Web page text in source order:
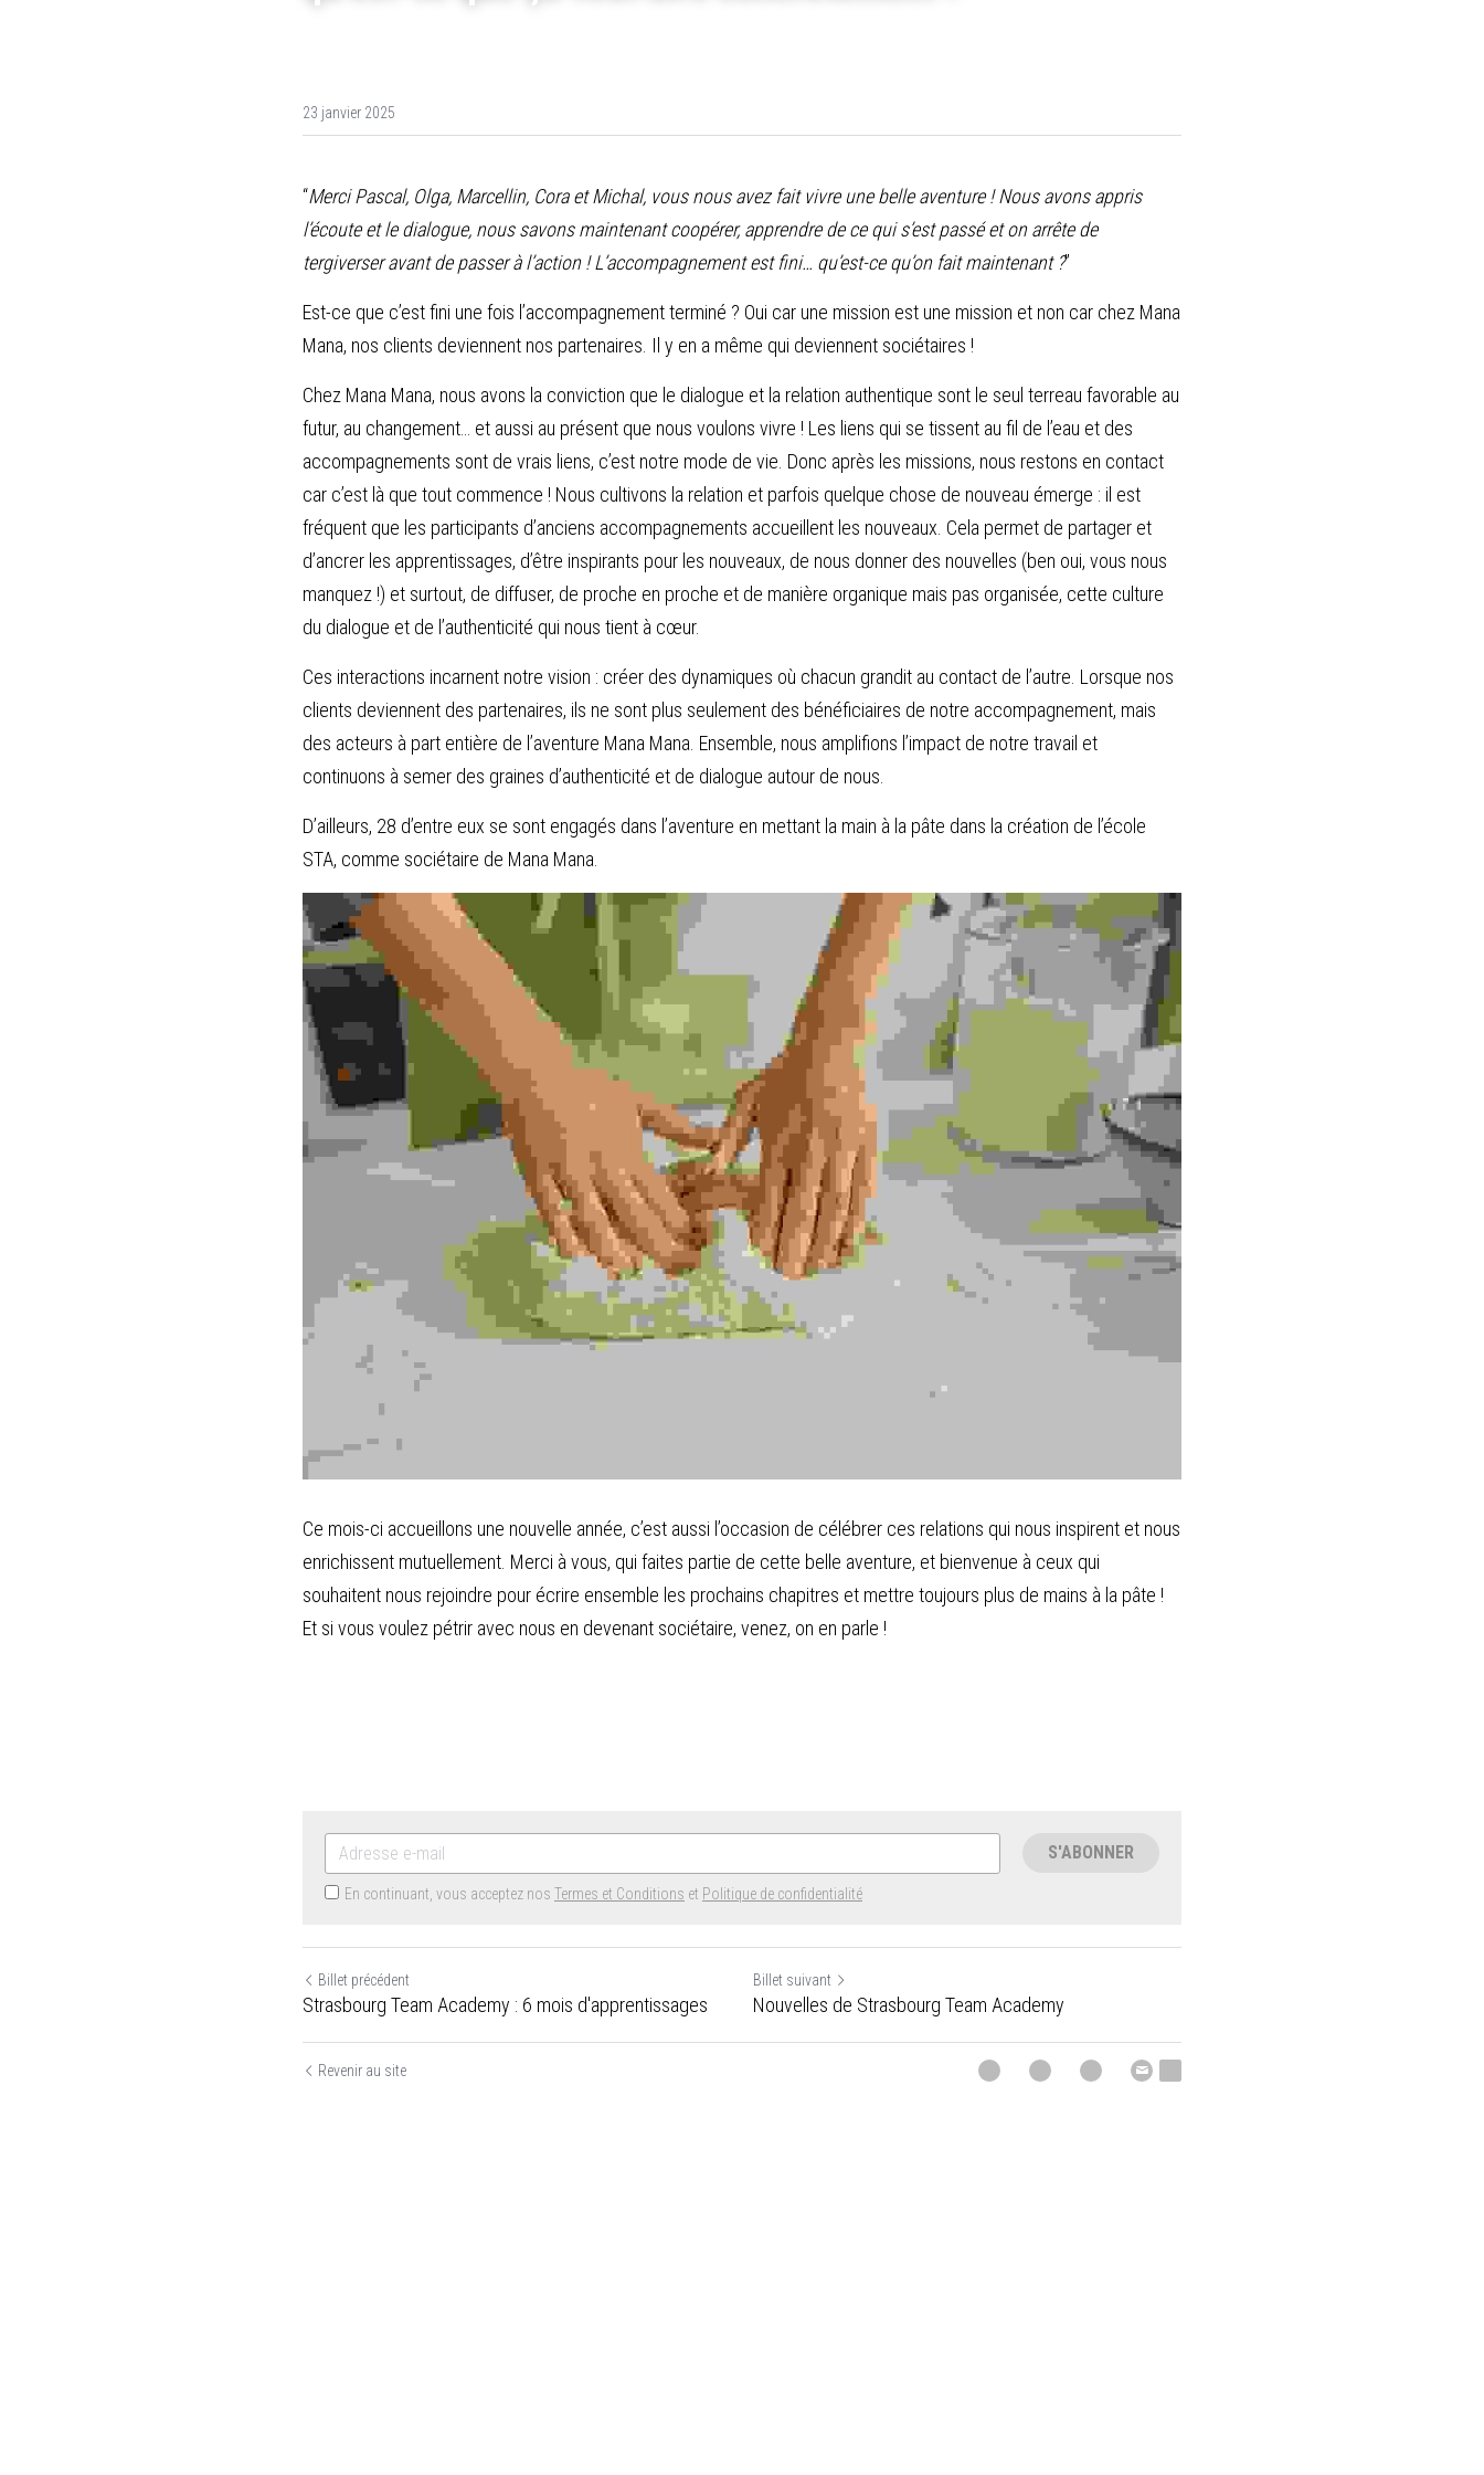
23 janvier 2025
“Merci Pascal, Olga, Marcellin, Cora et Michal, vous nous avez fait vivre une belle aventure ! Nous avons appris
l’écoute et le dialogue, nous savons maintenant coopérer, apprendre de ce qui s’est passé et on arrête de
tergiverser avant de passer à l’action ! L’accompagnement est fini… qu’est-ce qu’on fait maintenant ?”
Est-ce que c’est fini une fois l’accompagnement terminé ? Oui car une mission est une mission et non car chez Mana
Mana, nos clients deviennent nos partenaires. Il y en a même qui deviennent sociétaires !
Chez Mana Mana, nous avons la conviction que le dialogue et la relation authentique sont le seul terreau favorable au
futur, au changement… et aussi au présent que nous voulons vivre ! Les liens qui se tissent au fil de l’eau et des
accompagnements sont de vrais liens, c’est notre mode de vie. Donc après les missions, nous restons en contact
car c’est là que tout commence ! Nous cultivons la relation et parfois quelque chose de nouveau émerge : il est
fréquent que les participants d’anciens accompagnements accueillent les nouveaux. Cela permet de partager et
d’ancrer les apprentissages, d’être inspirants pour les nouveaux, de nous donner des nouvelles (ben oui, vous nous
manquez !) et surtout, de diffuser, de proche en proche et de manière organique mais pas organisée, cette culture
du dialogue et de l’authenticité qui nous tient à cœur.
Ces interactions incarnent notre vision : créer des dynamiques où chacun grandit au contact de l’autre. Lorsque nos
clients deviennent des partenaires, ils ne sont plus seulement des bénéficiaires de notre accompagnement, mais
des acteurs à part entière de l’aventure Mana Mana. Ensemble, nous amplifions l’impact de notre travail et
continuons à semer des graines d’authenticité et de dialogue autour de nous.
D’ailleurs, 28 d’entre eux se sont engagés dans l’aventure en mettant la main à la pâte dans la création de l’école
STA, comme sociétaire de Mana Mana.
Ce mois-ci accueillons une nouvelle année, c’est aussi l’occasion de célébrer ces relations qui nous inspirent et nous
enrichissent mutuellement. Merci à vous, qui faites partie de cette belle aventure, et bienvenue à ceux qui
souhaitent nous rejoindre pour écrire ensemble les prochains chapitres et mettre toujours plus de mains à la pâte !
Et si vous voulez pétrir avec nous en devenant sociétaire, venez, on en parle !
S'ABONNER
En continuant, vous acceptez nos Termes et Conditions et Politique de confidentialité
Billet précédent
Strasbourg Team Academy : 6 mois d'apprentissages
Billet suivant
Nouvelles de Strasbourg Team Academy
Revenir au site